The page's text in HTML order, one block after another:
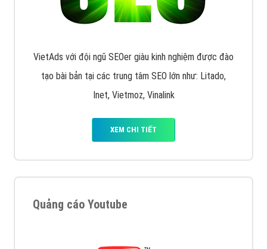
VietAds với đội ngũ SEOer giàu kinh nghiệm được đào
tạo bài bản tại các trung tâm SEO lớn như: Litado,
Inet, Vietmoz, Vinalink
XEM CHI TIẾT
Quảng cáo Youtube